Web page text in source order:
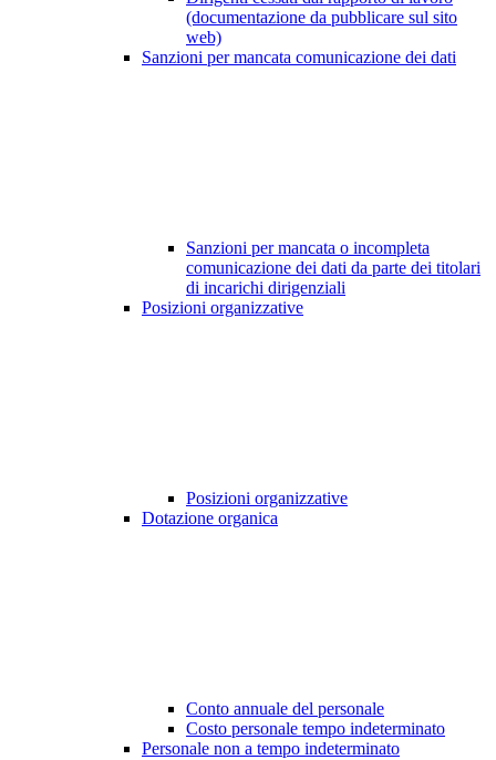
(documentazione da pubblicare sul sito
web)
Sanzioni per mancata comunicazione dei dati
Sanzioni per mancata o incompleta
comunicazione dei dati da parte dei titolari
di incarichi dirigenziali
Posizioni organizzative
Posizioni organizzative
Dotazione organica
Conto annuale del personale
Costo personale tempo indeterminato
Personale non a tempo indeterminato